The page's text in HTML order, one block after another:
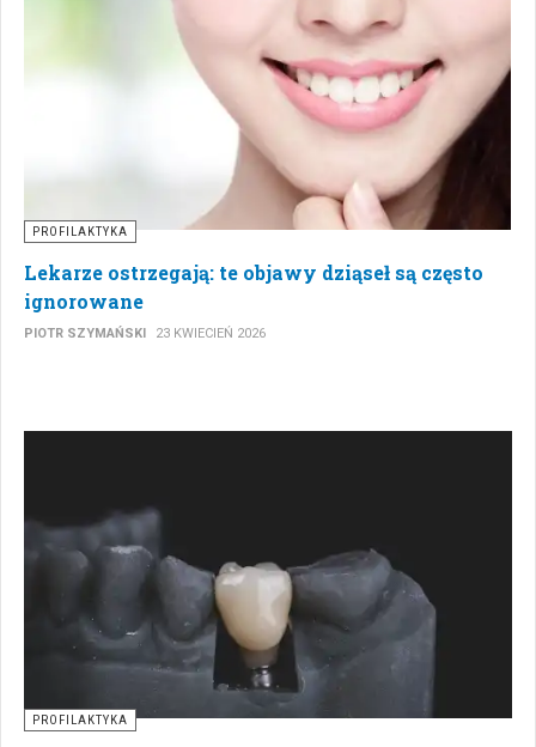
PROFILAKTYKA
Lekarze ostrzegają: te objawy dziąseł są często
ignorowane
PIOTR SZYMAŃSKI 23 KWIECIEŃ 2026
PROFILAKTYKA